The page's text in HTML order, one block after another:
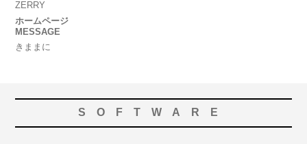
ZERRY
ホームページ
MESSAGE
きままに
SOFTWARE